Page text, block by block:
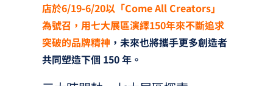
店於6/19-6/20以「Come All Creators」
為號召，用七大展區演繹150年來不斷追求
突破的品牌精神 ，未來也將攜手更多創造者
共同塑造下個 150 年。